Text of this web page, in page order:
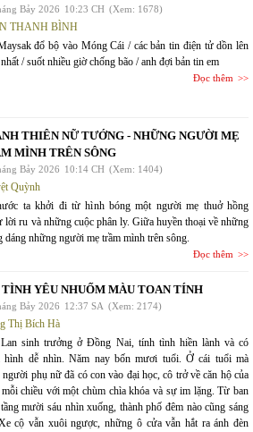
Bảy 2026 10:23 CH (Xem: 1678)
THANH BÌNH
đổ bộ vào Móng Cái / các bản tin điện tử dồn lên
/ suốt nhiều giờ chống bão / anh đợi bản tin em
Đọc thêm
THIÊN NỮ TƯỚNG - NHỮNG NGƯỜI MẸ
MÌNH TRÊN SÔNG
Bảy 2026 10:14 CH (Xem: 1404)
Quỳnh
ta khởi đi từ hình bóng một người mẹ thuở hồng
ru và những cuộc phân ly. Giữa huyền thoại về những
dáng những người mẹ trầm mình trên sông.
Đọc thêm
YÊU NHUỐM MÀU TOAN TÍNH
Bảy 2026 12:37 SA (Xem: 2174)
Thị Bích Hà
sinh trưởng ở Đồng Nai, tính tình hiền lành và có
hình dễ nhìn. Năm nay bốn mươi tuổi. Ở cái tuổi mà
người phụ nữ đã có con vào đại học, cô trở về căn hộ của
chiều với một chùm chìa khóa và sự im lặng. Từ ban
mười sáu nhìn xuống, thành phố đêm nào cũng sáng
cộ vẫn xuôi ngược, những ô cửa vẫn hắt ra ánh đèn